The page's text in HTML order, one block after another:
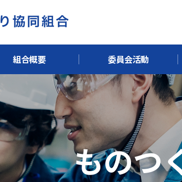
組合概要 委員会活動
ものつ